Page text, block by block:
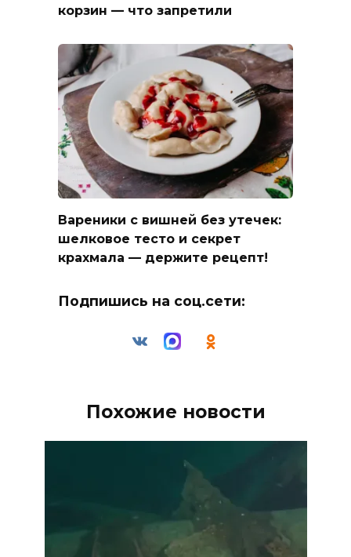
корзин — что запретили
Вареники с вишней без утечек:
шелковое тесто и секрет
крахмала — держите рецепт!
Подпишись на соц.сети:
Похожие новости